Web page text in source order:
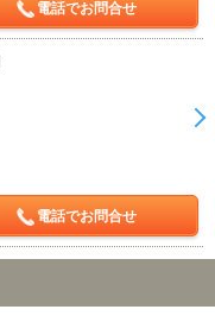
電話でお問合せ
電話でお問合せ